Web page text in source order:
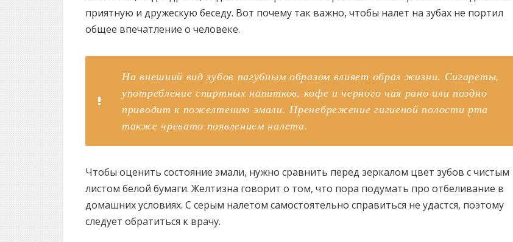
приятную и дружескую беседу. Вот почему так важно, чтобы налет на зубах не портил
общее впечатление о человеке.
На внешний вид зубов пагубным образом влияет образ жизни. Сигареты,
употребление спиртных напитков, кофе и черного чая рано или поздно
приводит к пожелтению эмали. Пренебрежение гигиеной полости рта
также чревато появлением налета.
Чтобы оценить состояние эмали, нужно сравнить перед зеркалом цвет зубов с чистым
листом белой бумаги. Желтизна говорит о том, что пора подумать про отбеливание в
домашних условиях. С серым налетом самостоятельно справиться не удастся, поэтому
следует обратиться к врачу.